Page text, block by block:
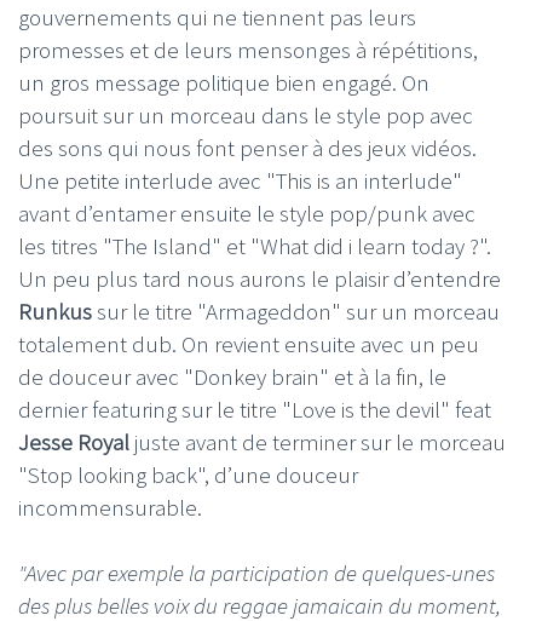
gouvernements qui ne tiennent pas leurs
promesses et de leurs mensonges à répétitions,
un gros message politique bien engagé. On
poursuit sur un morceau dans le style pop avec
des sons qui nous font penser à des jeux vidéos.
Une petite interlude avec "This is an interlude"
avant d’entamer ensuite le style pop/punk avec
les titres "The Island" et "What did i learn today ?".
Un peu plus tard nous aurons le plaisir d’entendre
Runkussur le titre "Armageddon" sur un morceau
totalement dub. On revient ensuite avec un peu
de douceur avec "Donkey brain" et à la fin, le
dernier featuring sur le titre "Love is the devil" feat
Jesse Royal juste avant de terminer sur le morceau
"Stop looking back", d’une douceur
incommensurable.
"Avec par exemple la participation de quelques-unes
des plus belles voix du reggae jamaicain du moment,